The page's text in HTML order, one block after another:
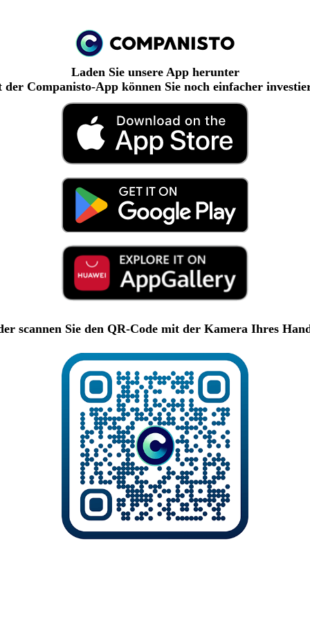
Laden Sie unsere App herunter
Companisto-App können Sie noch einfacher
scannen Sie den QR-Code mit der Kamera Ihres